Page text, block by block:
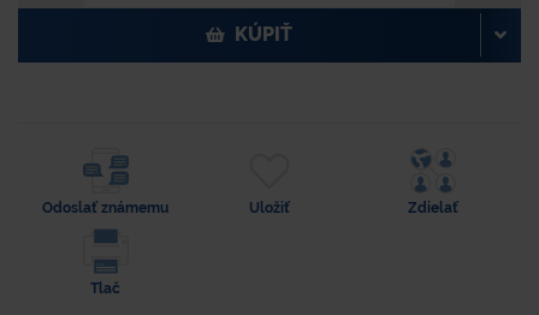
KÚPIŤ
Odoslať známemu Uložiť Zdielať
Tlač